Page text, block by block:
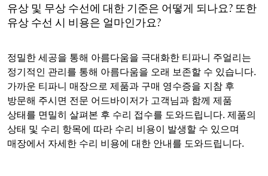
유상 및 무상 수선에 대한 기준은 어떻게 되나요? 또한
유상 수선 시 비용은 얼마인가요?
정밀한 세공을 통해 아름다움을 극대화한 티파니 주얼리는
정기적인 관리를 통해 아름다움을 오래 보존할 수 있습니다.
가까운 티파니 매장으로 제품과 구매 영수증을 지참 후
방문해 주시면 전문 어드바이저가 고객님과 함께 제품
상태를 면밀히 살펴본 후 수리 접수를 도와드립니다. 제품의
상태 및 수리 항목에 따라 수리 비용이 발생할 수 있으며
매장에서 자세한 수리 비용에 대한 안내를 도와드립니다.